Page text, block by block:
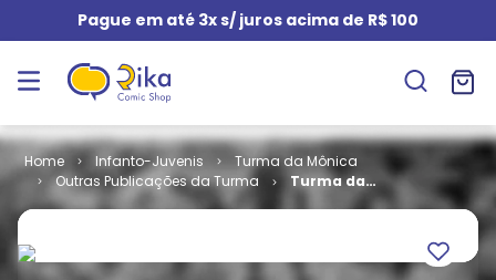
Pague em até 3x s/ juros acima de R$ 100
Infanto-Juvenis
Turma da Mônica
Outras Publicações da Turma
Turma da
Mônica -